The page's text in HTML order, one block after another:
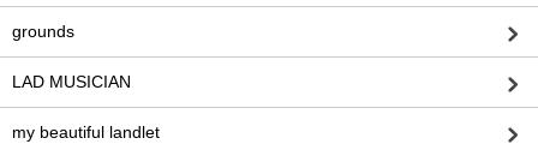
grounds
LAD MUSICIAN
my beautiful landlet